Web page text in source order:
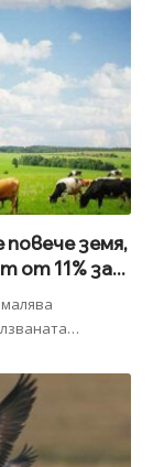
земя,
от 11% за...
…